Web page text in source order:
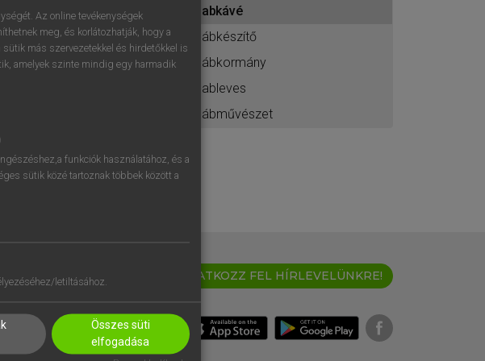
elindításához
ésbelépek.
REGISZTRÁCIÓ
babkávé
bábkészítő
bábkormány
bableves
bábművészet
IRATKOZZ FEL HÍRLEVELÜNKRE!
Az online tevékenységek
meg, és korlátozhatják, hogy a
más szervezetekkel és hirdetőkkel is
amelyek szinte mindig egy harmadik
funkciók használatához, és a
sütik közé tartoznak többek között a
letiltásához.
Összes süti
elfogadása